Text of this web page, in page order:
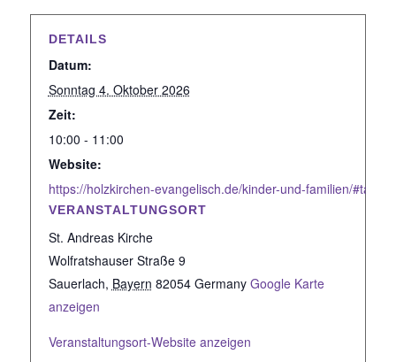
DETAILS
Datum:
Sonntag 4. Oktober 2026
Zeit:
10:00 - 11:00
Website:
https://holzkirchen-evangelisch.de/kinder-und-familien/#tab-
VERANSTALTUNGSORT
St. Andreas Kirche
Wolfratshauser Straße 9
Sauerlach, Bayern 82054 Germany Google Karte
anzeigen
Veranstaltungsort-Website anzeigen